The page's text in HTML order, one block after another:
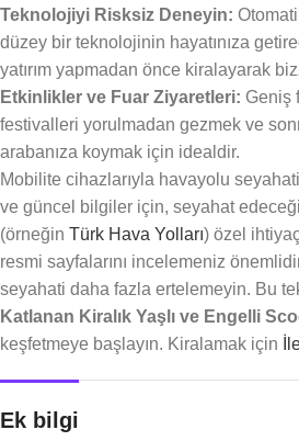
Teknolojiyi Risksiz Deneyin:
düzey bir teknolojinin hayatınıza
yatırım yapmadan önce kiralayarak
Etkinlikler ve Fuar Ziyaretleri: Geniş
festivalleri yorulmadan gezmek ve
arabanıza koymak için idealdir.
Mobilite cihazlarıyla havayolu
ve güncel bilgiler için, seyahat
(örneğin Türk Hava Yolları) özel
resmi sayfalarını incelemeniz
seyahati daha fazla ertelemeyin. Bu
Katlanan Kiralık Yaşlı ve Engelli
keşfetmeye başlayın. Kiralamak için
Ek bilgi